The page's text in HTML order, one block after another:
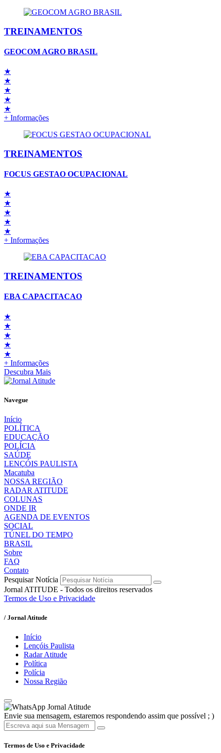
TREINAMENTOS
GEOCOM AGRO BRASIL
★
★
★
★
★
+ Informações
TREINAMENTOS
FOCUS GESTAO OCUPACIONAL
★
★
★
★
★
+ Informações
TREINAMENTOS
EBA CAPACITACAO
★
★
★
★
★
+ Informações
Descubra Mais
Navegue
Início
POLÍTICA
EDUCAÇÃO
POLÍCIA
SAÚDE
LENÇÓIS PAULISTA
Macatuba
NOSSA REGIÃO
RADAR ATITUDE
COLUNAS
ONDE IR
AGENDA DE EVENTOS
SOCIAL
TÚNEL DO TEMPO
BRASIL
Sobre
FAQ
Contato
Pesquisar Notícia
Jornal ATITUDE - Todos os direitos reservados
Termos de Uso e Privacidade
/ Jornal Atitude
Início
Lençóis Paulista
Radar Atitude
Política
Polícia
Nossa Região
Jornal Atitude
Envie sua mensagem, estaremos respondendo assim que possível ; )
Termos de Uso e Privacidade